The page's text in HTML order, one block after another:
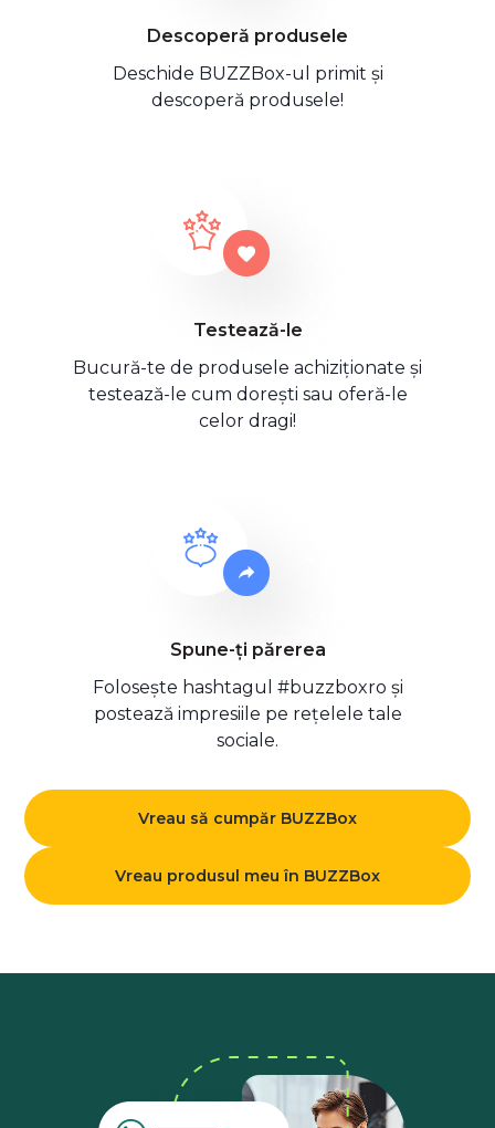
Descoperă produsele
Deschide BUZZBox-ul primit și
descoperă produsele!
Testează-le
Bucură-te de produsele achiziționate și
testează-le cum dorești sau oferă-le
celor dragi!
Spune-ți părerea
Folosește hashtagul #buzzboxro și
postează impresiile pe rețelele tale
sociale.
Vreau să cumpăr BUZZBox
Vreau produsul meu în BUZZBox